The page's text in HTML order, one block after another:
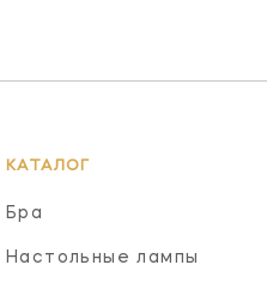
КАТАЛОГ
Бра
Настольные лампы